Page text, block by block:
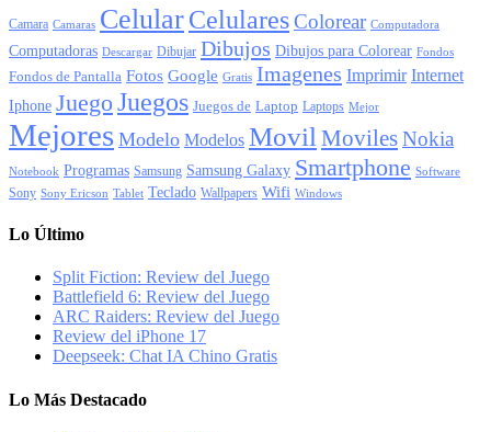
Camara Camaras CelularCelularesColorear Computadora
Computadoras Descargar Dibujar Dibujos Dibujos para Colorear Fondos
Fondos de Pantalla Fotos Google Gratis Imagenes Imprimir Internet
Iphone Juego Juegos Juegos de Laptop Laptops Mejor
Mejores Modelo Modelos Movil MovilesNokia
Notebook Programas Samsung Samsung Galaxy Smartphone Software
Sony Sony Ericson Tablet Teclado Wallpapers Wifi Windows
Lo Último
Split Fiction: Review del Juego
Battlefield 6: Review del Juego
ARC Raiders: Review del Juego
Review del iPhone 17
Deepseek: Chat IA Chino Gratis
Lo Más Destacado